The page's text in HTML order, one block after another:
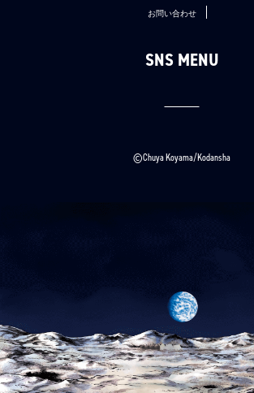
お問い合わせ
SNS MENU
©Chuya Koyama/Kodansha